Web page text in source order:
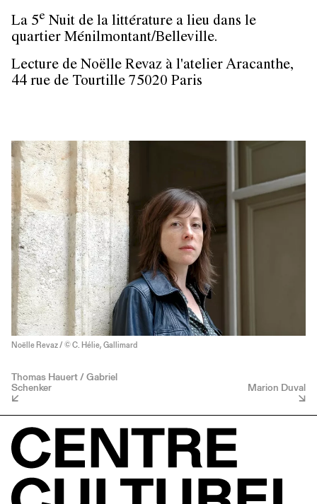
La 5e Nuit de la littérature a lieu dans le
quartier Ménilmontant/Belleville.
Lecture de Noëlle Revaz à l'atelierAracanthe,
44 rue de Tourtille 75020 Paris
Noëlle Revaz / © C. Hélie, Gallimard
Thomas Hauert / Gabriel
Schenker Marion Duval